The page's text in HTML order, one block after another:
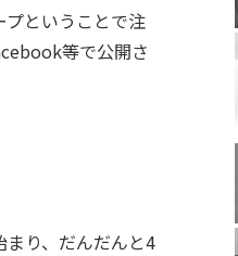
ということで注
等で公開さ
り、だんだんと4